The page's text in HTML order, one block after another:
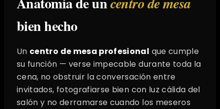
bien hecho
Un centro de mesa profesional que cumple
su función — verse impecable durante toda la
cena, no obstruir la conversación entre
invitados, fotografiarse bien con luz cálida del
salón y no derramarse cuando los meseros